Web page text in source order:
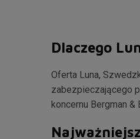
Dlaczego
Oferta Luna,
zabezpieczającego
koncernu Bergman &